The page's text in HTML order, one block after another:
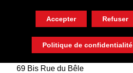
Tél. 02 28 24 75 88
69 Bis Rue du Bêle
Accepter Refuser
Politique de confidentialité